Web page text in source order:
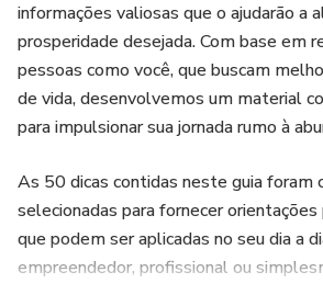
informações valiosas que o ajudarão a
prosperidade desejada. Com base em
pessoas como você, que buscam
de vida, desenvolvemos um material
para impulsionar sua jornada rumo à
As 50 dicas contidas neste guia foram
selecionadas para fornecer
que podem ser aplicadas no seu dia a
empreendedor, profissional ou